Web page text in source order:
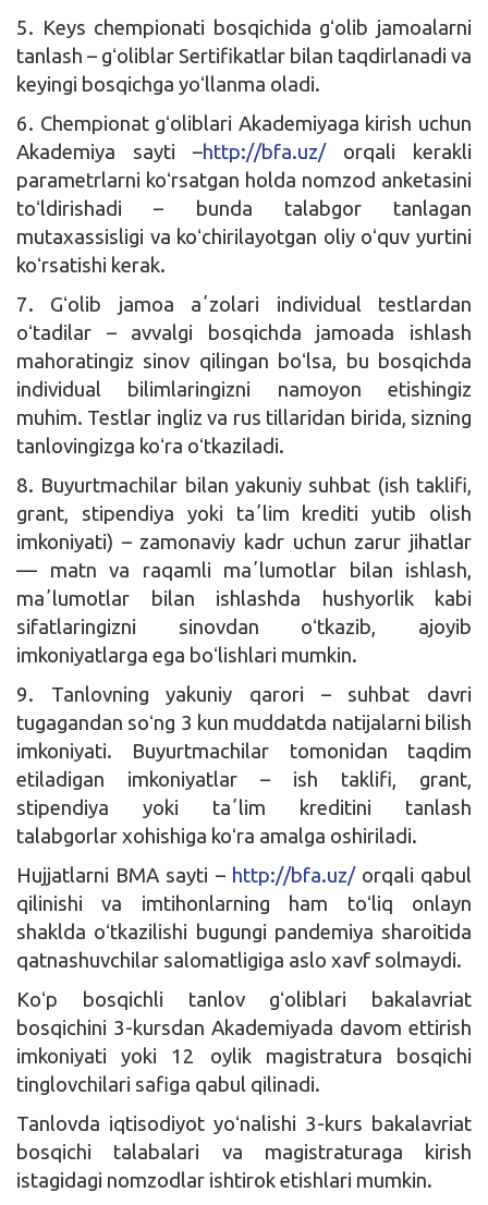
5. Keys chempionati bosqichida gʻolib jamoalarni
tanlash – gʻoliblar Sertifikatlar bilan taqdirlanadi va
keyingi bosqichga yoʻllanma oladi.
6. Chempionat gʻoliblari Akademiyaga kirish uchun
Akademiya sayti –http://bfa.uz/orqali kerakli
parametrlarni koʻrsatgan holda nomzod anketasini
toʻldirishadi – bunda talabgor tanlagan
mutaxassisligi va koʻchirilayotgan oliy oʻquv yurtini
koʻrsatishi kerak.
7. Gʻolib jamoa aʼzolari individual testlardan
oʻtadilar – avvalgi bosqichda jamoada ishlash
mahoratingiz sinov qilingan boʻlsa, bu bosqichda
individual bilimlaringizni namoyon etishingiz
muhim. Testlar ingliz va rus tillaridan birida, sizning
tanlovingizga koʻra oʻtkaziladi.
8. Buyurtmachilar bilan yakuniy suhbat (ish taklifi,
grant, stipendiya yoki taʼlim krediti yutib olish
imkoniyati) – zamonaviy kadr uchun zarur jihatlar
— matn va raqamli maʼlumotlar bilan ishlash,
maʼlumotlar bilan ishlashda hushyorlik kabi
sifatlaringizni sinovdan oʻtkazib, ajoyib
imkoniyatlarga ega boʻlishlari mumkin.
9. Tanlovning yakuniy qarori – suhbat davri
tugagandan soʻng 3 kun muddatda natijalarni bilish
imkoniyati. Buyurtmachilar tomonidan taqdim
etiladigan imkoniyatlar – ish taklifi, grant,
stipendiya yoki taʼlim kreditini tanlash
talabgorlar xohishiga koʻra amalga oshiriladi.
Hujjatlarni BMA sayti – http://bfa.uz/orqali qabul
qilinishi va imtihonlarning ham toʻliq onlayn
shaklda oʻtkazilishi bugungi pandemiya sharoitida
qatnashuvchilar salomatligiga aslo xavf solmaydi.
Koʻp bosqichli tanlov gʻoliblari bakalavriat
bosqichini 3-kursdan Akademiyada davom ettirish
imkoniyati yoki 12 oylik magistratura bosqichi
tinglovchilari safiga qabul qilinadi.
Tanlovda iqtisodiyot yoʻnalishi 3-kurs bakalavriat
bosqichi talabalari va magistraturaga kirish
istagidagi nomzodlar ishtirok etishlari mumkin.